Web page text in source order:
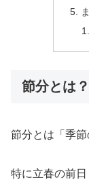
節分とは？
節分とは「季節
特に立春の前日